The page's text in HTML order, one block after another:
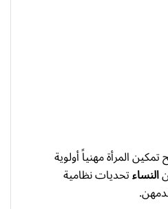
المرأة مهنياً أولوية
النساءتحديات نظامية